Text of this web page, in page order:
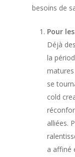
besoins de
Pour
Déjà
la
se
cold
alliées.
a affiné